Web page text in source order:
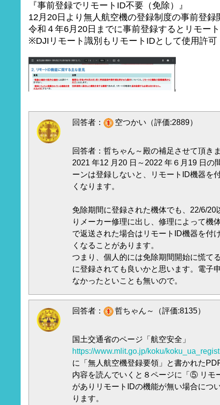
『事前登録でリモートID不要（免除）』
12月20日より無人航空機の登録制度の事前登録
令和４年6月20日までに事前登録するとリモー
※DJIリモート識別もリモートIDとして使用許
回答者： 空つかい（評価:2889）
回答者：哲ちゃん～殿の補足させて頂き
2021 年12 月20 日～2022 年６月19 日の
ーンは登録しないと、リモートID機器を
くなります。
免除期間に登録された機体でも、22/6/20
りメーカー修理に出し、修理によって機
で返送された場合はリモートID機器を付
くなることがあります。
つまり、個人的には免除期間開始に慌て
に登録されても良いかと思います。電子
なかったといことも無いので。
回答者： 哲ちゃん～（評価:8135）
国土交通省のページ「航空安全」
https://www.mlit.go.jp/koku/
に「無人航空機登録要領」と書かれた
内容を読んでいくと８ページに「⑤ リモ
がありリモートIDの機能が無い場合につ
ります。